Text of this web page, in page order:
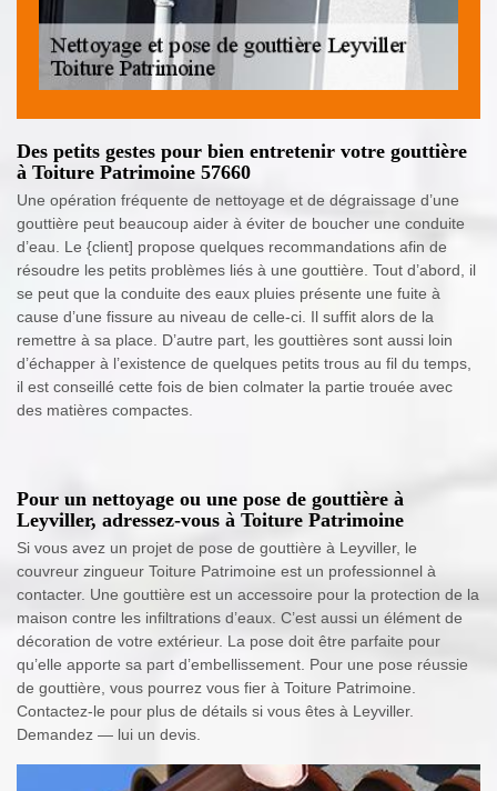
Des petits gestes pour bien entretenir votre gouttière
à Toiture Patrimoine 57660
Une opération fréquente de nettoyage et de dégraissage d’une
gouttière peut beaucoup aider à éviter de boucher une conduite
d’eau. Le {client] propose quelques recommandations afin de
résoudre les petits problèmes liés à une gouttière. Tout d’abord, il
se peut que la conduite des eaux pluies présente une fuite à
cause d’une fissure au niveau de celle-ci. Il suffit alors de la
remettre à sa place. D’autre part, les gouttières sont aussi loin
d’échapper à l’existence de quelques petits trous au fil du temps,
il est conseillé cette fois de bien colmater la partie trouée avec
des matières compactes.
Pour un nettoyage ou une pose de gouttière à
Leyviller, adressez-vous à Toiture Patrimoine
Si vous avez un projet de pose de gouttière à Leyviller, le
couvreur zingueur Toiture Patrimoine est un professionnel à
contacter. Une gouttière est un accessoire pour la protection de la
maison contre les infiltrations d’eaux. C’est aussi un élément de
décoration de votre extérieur. La pose doit être parfaite pour
qu’elle apporte sa part d’embellissement. Pour une pose réussie
de gouttière, vous pourrez vous fier à Toiture Patrimoine.
Contactez-le pour plus de détails si vous êtes à Leyviller.
Demandez — lui un devis.